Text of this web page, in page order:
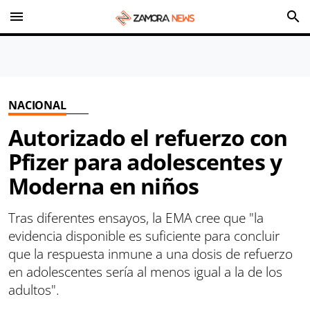
menu search
NACIONAL
Autorizado el refuerzo con
Pfizer para adolescentes y
Moderna en niños
Tras diferentes ensayos, la EMA cree que "la
evidencia disponible es suficiente para concluir
que la respuesta inmune a una dosis de refuerzo
en adolescentes sería al menos igual a la de los
adultos".